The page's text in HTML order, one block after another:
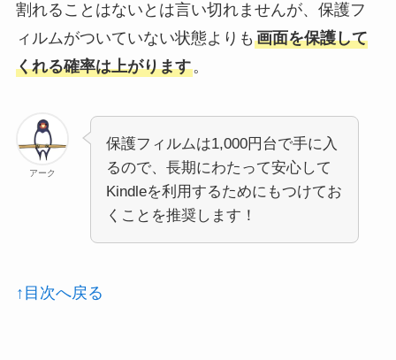
割れることはないとは言い切れませんが、保護フ
ィルムがついていない状態よりも 画面を保護して
くれる確率は上がります。
アーク
保護フィルムは1,000円台で手に入
るので、長期にわたって安心して
Kindleを利用するためにもつけてお
くことを推奨します！
↑目次へ戻る